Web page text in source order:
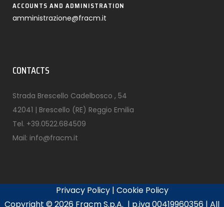
ACCOUNTS AND ADMINISTRATION
amministrazione@fracm.it
CONTACTS
Strada Brescello Cadelbosco , 54
42041 | Brescello (RE) Reggio Emilia
Tel. +39.0522.684509
Mail: info@fracm.it
Privacy Policy| Cookie Policy
Copyright © 2026 Fracm S.p.A. | p.iva 00419960356 | All